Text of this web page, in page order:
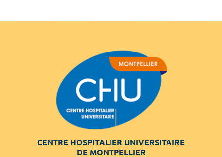
CENTRE HOSPITALIER UNIVERSITAIRE
DE MONTPELLIER